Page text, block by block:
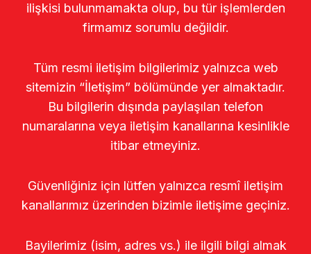
ilişkisi bulunmamakta olup, bu tür işlemlerden
firmamız sorumlu değildir.
Tüm resmi iletişim bilgilerimiz yalnızca web
sitemizin “İletişim” bölümünde yer almaktadır.
Bu bilgilerin dışında paylaşılan telefon
numaralarına veya iletişim kanallarına kesinlikle
itibar etmeyiniz.
Güvenliğiniz için lütfen yalnızca resmî iletişim
kanallarımız üzerinden bizimle iletişime geçiniz.
Bayilerimiz (isim, adres vs.) ile ilgili bilgi almak